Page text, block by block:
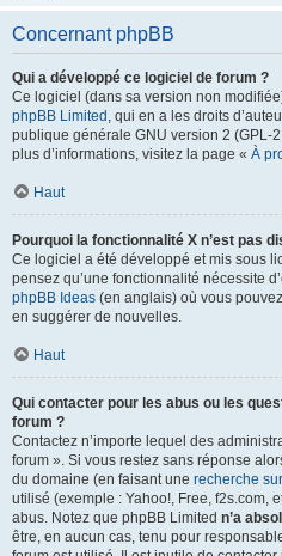
Concernant phpBB
Qui a développé ce logiciel de forum ?
Ce logiciel (dans sa version non
phpBB Limited , qui en a les droits
publique générale GNU version 2 (GPL-
plus d’informations, visitez la page « À
Haut
Pourquoi la fonctionnalité X n’est pas
Ce logiciel a été développé et mis sous
pensez qu’une fonctionnalité nécessite
phpBB Ideas (en anglais) où vous
en suggérer de nouvelles.
Haut
Qui contacter pour les abus ou les
forum ?
Contactez n’importe lequel des
forum ». Si vous restez sans réponse
du domaine (en faisant une recherche
utilisé (exemple : Yahoo!, Free, f2s.com,
abus. Notez que phpBB Limited n’a
être, en aucun cas, tenu pour